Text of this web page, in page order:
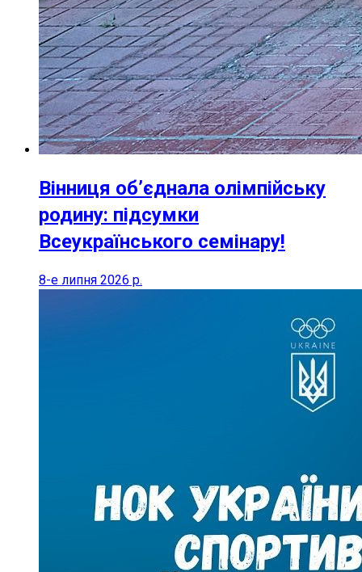
Вінниця об’єднала олімпійську
родину: підсумки
Всеукраїнського семінару!
8-е липня 2026 р.